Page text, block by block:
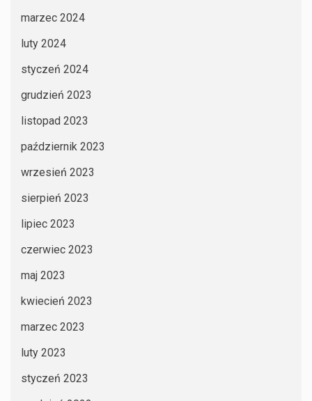
marzec 2024
luty 2024
styczeń 2024
grudzień 2023
listopad 2023
październik 2023
wrzesień 2023
sierpień 2023
lipiec 2023
czerwiec 2023
maj 2023
kwiecień 2023
marzec 2023
luty 2023
styczeń 2023